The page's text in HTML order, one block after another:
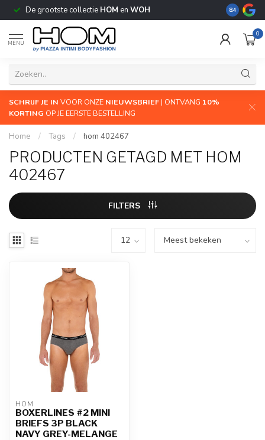
De grootste collectie HOM en WOH Wij
8.4
MENU
0
SCHRIJF JE IN VOOR ONZE NIEUWSBRIEF| ONTVANG 10%
KORTING OP JE EERSTE BESTELLING
Home / Tags / hom 402467
PRODUCTEN GETAGD MET HOM
402467
FILTERS
HOM
BOXERLINES #2 MINI
BRIEFS 3P BLACK
NAVY GREY-MELANGE